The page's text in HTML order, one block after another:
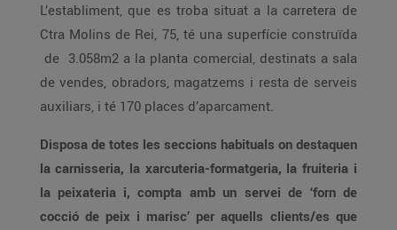
L’establiment, que es troba situat a la carretera de
Ctra Molins de Rei, 75, té una superfície construïda
de 3.058m2 a la planta comercial, destinats a sala
de vendes, obradors, magatzems i resta de serveis
auxiliars, i té 170 places d’aparcament.
Disposa de totes les seccions habituals on destaquen
la carnisseria, la xarcuteria-formatgeria, la fruiteria i
la peixateria i, compta amb un servei de ‘forn de
cocció de peix i marisc’ per aquells clients/es que